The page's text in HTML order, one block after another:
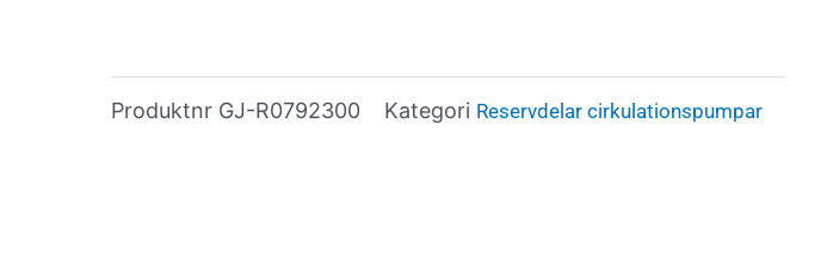
Produktnr GJ-R0792300 Kategori Reservdelar cirkulationspumpar